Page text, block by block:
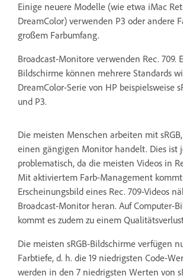
Einige neuere Modelle (wie etwa iMac
DreamColor) verwenden P3 oder andere
großem Farbumfang.
Broadcast-Monitore verwenden Rec. 709.
Bildschirme können mehrere Standards
DreamColor-Serie von HP beispielsweise
und P3.
Die meisten Menschen arbeiten mit
einen gängigen Monitor handelt. Dies ist
problematisch, da die meisten Videos in
Mit aktiviertem Farb-Management
Erscheinungsbild eines Rec. 709-Videos
Broadcast-Monitor heran. Auf Computer-
kommt es zudem zu einem
Die meisten sRGB-Bildschirme verfügen
Farbtiefe, d. h. die 19 niedrigsten Code-
werden in den 7 niedrigsten Werten von